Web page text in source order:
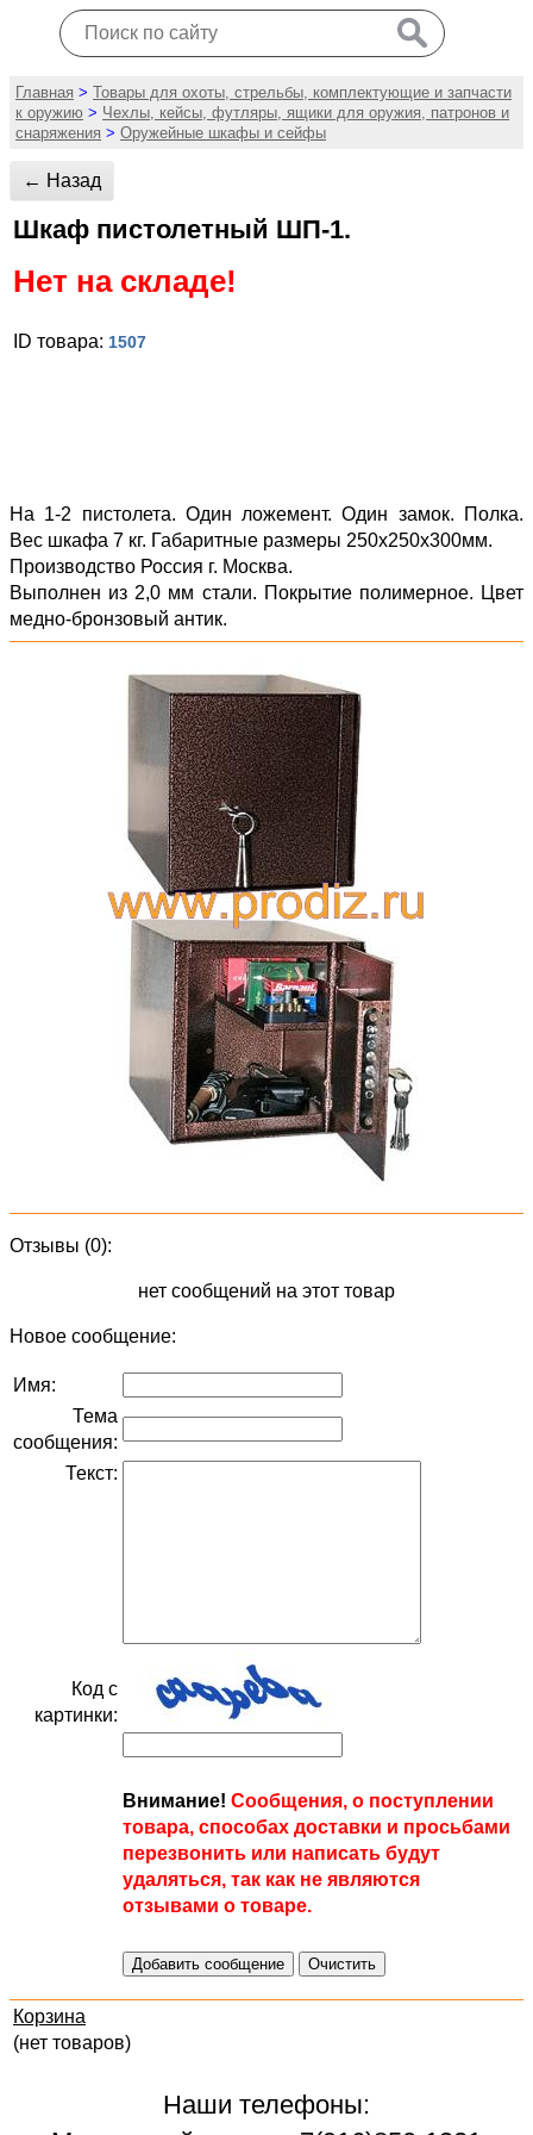
Главная > Товары для охоты, стрельбы, комплектующие и запчасти
к оружию > Чехлы, кейсы, футляры, ящики для оружия, патронов и
снаряжения > Оружейные шкафы и сейфы
← Назад
Шкаф пистолетный ШП-1.
Нет на складе!
ID товара: 1507
На 1-2 пистолета. Один ложемент. Один замок. Полка.
Вес шкафа 7 кг. Габаритные размеры 250х250х300мм.
Производство Россия г. Москва.
Выполнен из 2,0 мм стали. Покрытие полимерное. Цвет
медно-бронзовый антик.
Отзывы (0):
нет сообщений на этот товар
Новое сообщение:
Имя:
Тема
сообщения:
Текст:
Код с
картинки:
Внимание! Сообщения, о поступлении
товара, способах доставки и просьбами
перезвонить или написать будут
удаляться, так как не являются
отзывами о товаре.
Корзина
(нет товаров)
Наши телефоны: